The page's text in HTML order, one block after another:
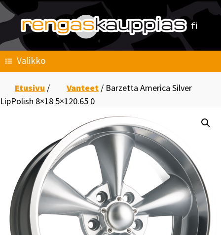
Skip
content
Valikko
Etusivu / Vanteet / Barzetta America Silver
LipPolish 8×18 5×120.65 0